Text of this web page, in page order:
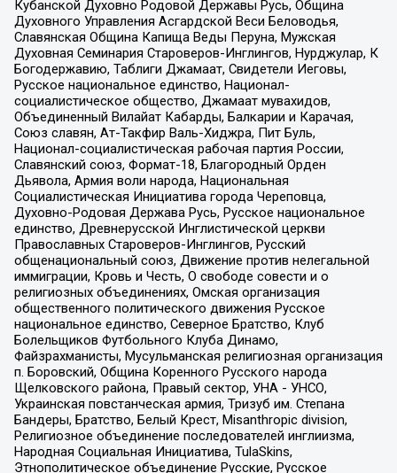
Кубанской Духовно Родовой Державы Русь, Община
Духовного Управления Асгардской Веси Беловодья,
Славянская Община Капища Веды Перуна, Мужская
Духовная Семинария Староверов-Инглингов, Нурджулар, К
Богодержавию, Таблиги Джамаат, Свидетели Иеговы,
Русское национальное единство, Национал-
социалистическое общество, Джамаат мувахидов,
Объединенный Вилайат Кабарды, Балкарии и Карачая,
Союз славян, Ат-Такфир Валь-Хиджра, Пит Буль,
Национал-социалистическая рабочая партия России,
Славянский союз, Формат-18, Благородный Орден
Дьявола, Армия воли народа, Национальная
Социалистическая Инициатива города Череповца,
Духовно-Родовая Держава Русь, Русское национальное
единство, Древнерусской Инглистической церкви
Православных Староверов-Инглингов, Русский
общенациональный союз, Движение против нелегальной
иммиграции, Кровь и Честь, О свободе совести и о
религиозных объединениях, Омская организация
общественного политического движения Русское
национальное единство, Северное Братство, Клуб
Болельщиков Футбольного Клуба Динамо,
Файзрахманисты, Мусульманская религиозная организация
п. Боровский, Община Коренного Русского народа
Щелковского района, Правый сектор, УНА - УНСО,
Украинская повстанческая армия, Тризуб им. Степана
Бандеры, Братство, Белый Крест, Misanthropic division,
Религиозное объединение последователей инглиизма,
Народная Социальная Инициатива, TulaSkins,
Этнополитическое объединение Русские, Русское